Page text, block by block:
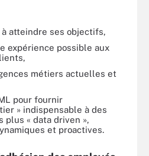
atteindre ses objectifs,
expérience possible aux
métiers actuelles et
pour fournir
» indispensable à des
plus « data driven »,
et proactives.